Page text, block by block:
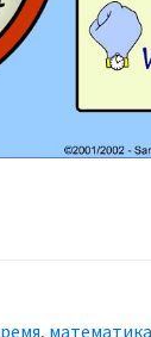
, математика